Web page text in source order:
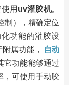
用 uv灌胶机。
制），精确定位
功能的灌胶设
属功能，
自动
它功能能够通过
，可使用手动胶